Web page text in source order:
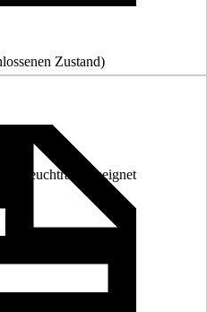
Zustand)
Feuchtraumgeeignet